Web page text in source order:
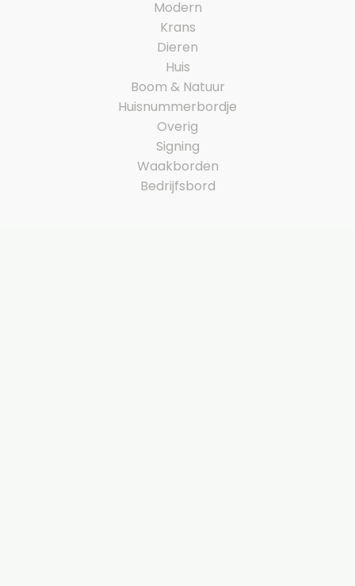
Modern
Krans
Dieren
Huis
Boom & Natuur
Huisnummerbordje
Overig
Signing
Waakborden
Bedrijfsbord